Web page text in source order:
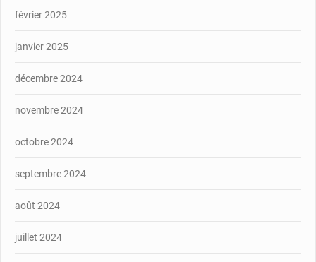
février 2025
janvier 2025
décembre 2024
novembre 2024
octobre 2024
septembre 2024
août 2024
juillet 2024